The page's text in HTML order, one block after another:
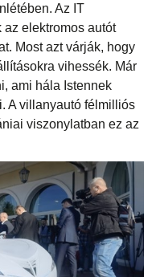
Az IT
az elektromos autót
Most azt várják, hogy
vihessék. Már
ami hála Istennek
A villanyautó félmilliós
viszonylatban ez az